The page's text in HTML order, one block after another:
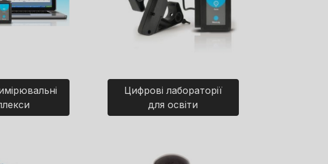
Цифрові лабораторії
для освіти